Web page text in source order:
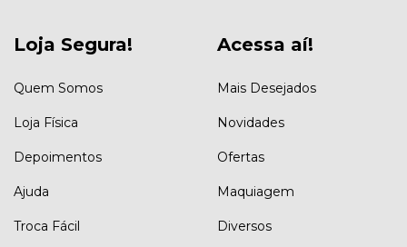
Loja Segura!
Quem Somos
Loja Física
Depoimentos
Ajuda
Troca Fácil
Acessa aí!
Mais Desejados
Novidades
Ofertas
Maquiagem
Diversos